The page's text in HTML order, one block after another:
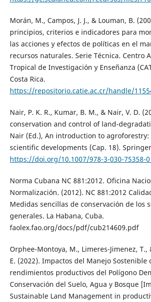
Morán, M., Campos, J. J., & Louman, B.
principios, criterios e indicadores para
las acciones y efectos de políticas en el
recursos naturales. Serie Técnica. Centro
Tropical de Investigación y Enseñanza
Costa Rica.
https://repositorio.catie.ac.cr/handle/
Nair, P. K. R., Kumar, B. M., & Nair, V. D.
conservation and control of land-
Nair (Ed.), An introduction to agroforestry:
scientific developments (Cap. 18).
https://doi.org/10.1007/978-3-030-75358-
Norma Cubana NC 881:2012. Oficina
Normalización. (2012). NC 881:2012
Medidas sencillas de conservación de los
generales. La Habana, Cuba.
faolex.fao.org/docs/pdf/cub214609.pdf
Orphee-Montoya, M., Limeres-Jimenez, T.,
E. (2022). Impactos del Manejo Sostenible
rendimientos productivos del Polígono
Conservación del Suelo, Agua y Bosque
Sustainable Land Management in